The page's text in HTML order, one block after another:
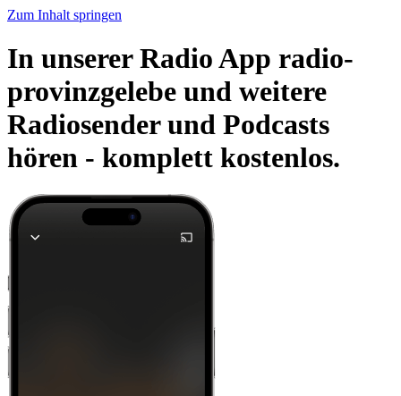
Zum Inhalt springen
In unserer Radio App radio-
provinzgelebe und weitere
Radiosender und Podcasts
hören - komplett kostenlos.